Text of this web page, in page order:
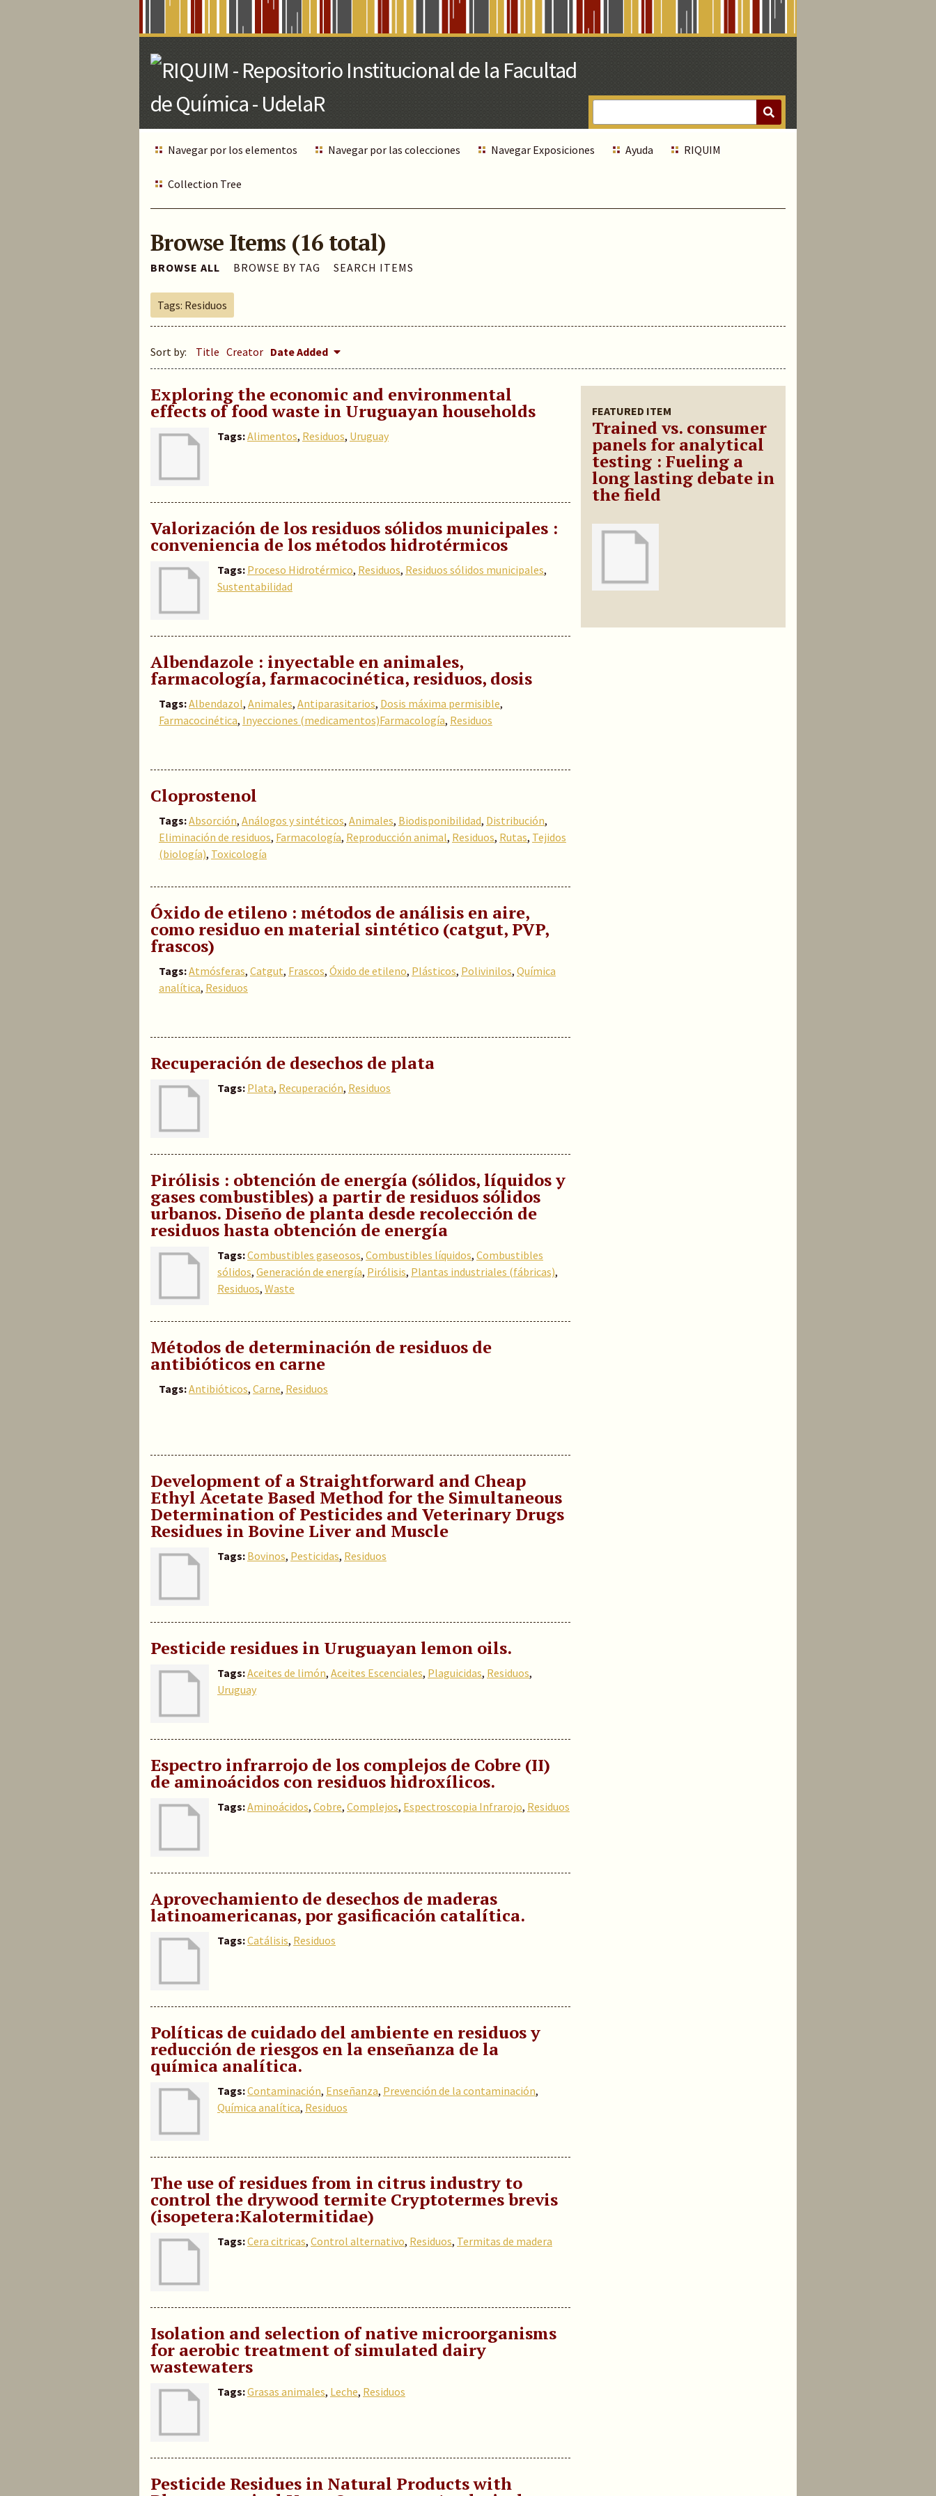
Navegar por los elementos Navegar por las colecciones Navegar Exposiciones Ayuda RIQUIM
Collection Tree
Browse Items (16 total)
BROWSE ALL BROWSE BY TAG SEARCH ITEMS
Tags: Residuos
Sort by: Title Creator Date Added
FEATURED ITEM
Trained vs. consumer
panels for analytical
testing : Fueling a
long lasting debate in
the field
Exploring the economic and environmental
effects of food waste in Uruguayan households
Tags:Alimentos, Residuos, Uruguay
Valorización de los residuos sólidos municipales :
conveniencia de los métodos hidrotérmicos
Tags: Proceso Hidrotérmico, Residuos, Residuos sólidos municipales,
Sustentabilidad
Albendazole : inyectable en animales,
farmacología, farmacocinética, residuos, dosis
Tags:Albendazol, Animales, Antiparasitarios, Dosis máxima permisible,
Farmacocinética, Inyecciones (medicamentos)Farmacología, Residuos
Cloprostenol
Tags:Absorción, Análogos y sintéticos, Animales, Biodisponibilidad, Distribución,
Eliminación de residuos, Farmacología, Reproducción animal, Residuos, Rutas, Tejidos
(biología), Toxicología
Óxido de etileno : métodos de análisis en aire,
como residuo en material sintético (catgut, PVP,
frascos)
Tags:Atmósferas, Catgut, Frascos, Óxido de etileno, Plásticos, Polivinilos, Química
analítica, Residuos
Recuperación de desechos de plata
Tags: Plata, Recuperación, Residuos
Pirólisis : obtención de energía (sólidos, líquidos y
gases combustibles) a partir de residuos sólidos
urbanos. Diseño de planta desde recolección de
residuos hasta obtención de energía
Tags:Combustibles gaseosos, Combustibles líquidos, Combustibles
sólidos, Generación de energía, Pirólisis, Plantas industriales (fábricas),
Residuos, Waste
Métodos de determinación de residuos de
antibióticos en carne
Tags:Antibióticos, Carne, Residuos
Development of a Straightforward and Cheap
Ethyl Acetate Based Method for the Simultaneous
Determination of Pesticides and Veterinary Drugs
Residues in Bovine Liver and Muscle
Tags: Bovinos, Pesticidas, Residuos
Pesticide residues in Uruguayan lemon oils.
Tags:Aceites de limón, Aceites Escenciales, Plaguicidas, Residuos,
Uruguay
Espectro infrarrojo de los complejos de Cobre (II)
de aminoácidos con residuos hidroxílicos.
Tags:Aminoácidos, Cobre, Complejos, Espectroscopia Infrarojo, Residuos
Aprovechamiento de desechos de maderas
latinoamericanas, por gasificación catalítica.
Tags:Catálisis, Residuos
Políticas de cuidado del ambiente en residuos y
reducción de riesgos en la enseñanza de la
química analítica.
Tags:Contaminación, Enseñanza, Prevención de la contaminación,
Química analítica, Residuos
The use of residues from in citrus industry to
control the drywood termite Cryptotermes brevis
(isopetera:Kalotermitidae)
Tags:Cera citricas, Control alternativo, Residuos, Termitas de madera
Isolation and selection of native microorganisms
for aerobic treatment of simulated dairy
wastewaters
Tags:Grasas animales, Leche, Residuos
Pesticide Residues in Natural Products with